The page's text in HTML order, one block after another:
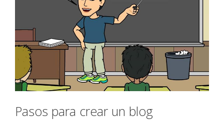
Pasos para crear un blog